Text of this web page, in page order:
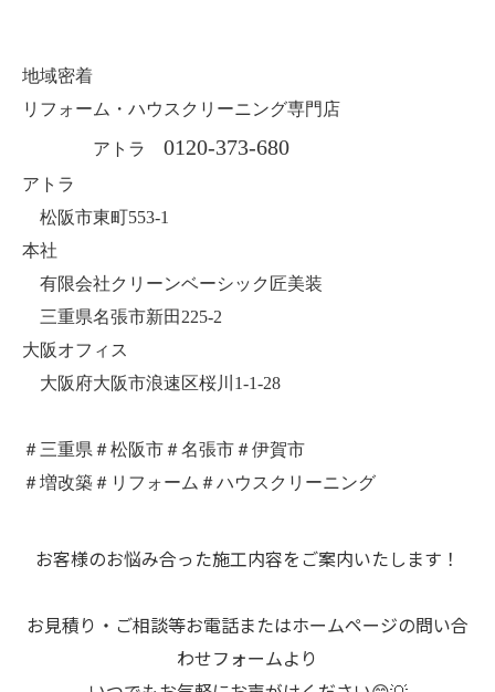
地域密着
リフォーム・ハウスクリーニング専門店
アトラ 0120-373-680
アトラ
松阪市東町553-1
本社
有限会社クリーンベーシック匠美装
三重県名張市新田225-2
大阪オフィス
大阪府大阪市浪速区桜川1-1-28
＃三重県＃松阪市＃名張市＃伊賀市
＃増改築＃リフォーム＃ハウスクリーニング
お客様のお悩み合った施工内容をご案内いたします！
お見積り・ご相談等お電話またはホームページの問い合
わせフォームより